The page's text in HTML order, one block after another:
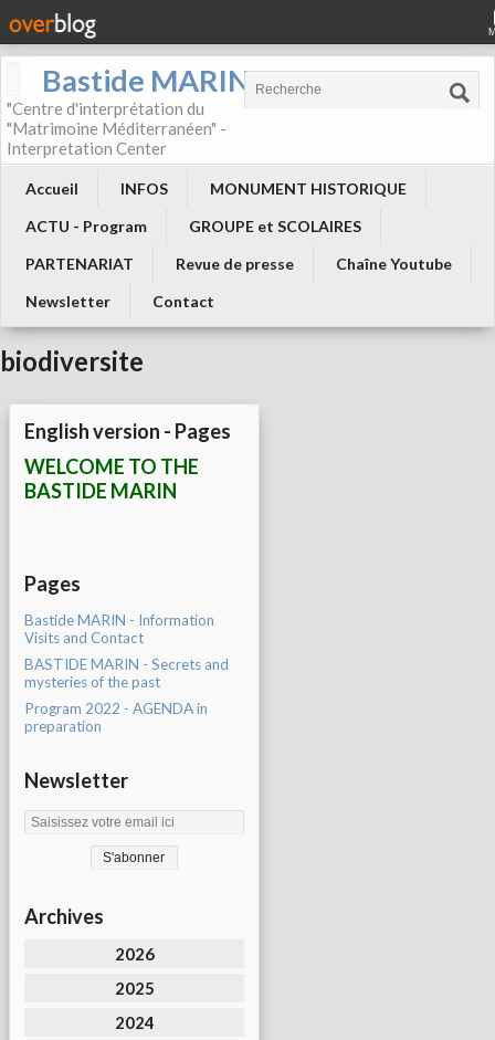
Bastide MARIN
"Centre d'interprétation du
"Matrimoine Méditerranéen" -
Interpretation Center
Accueil INFOS
MONUMENT HISTORIQUE
ACTU - Program
GROUPE et SCOLAIRES
PARTENARIAT
Revue de presse
Chaîne Youtube
Newsletter
Contact
biodiversite
English version - Pages
WELCOME TO THE
BASTIDE MARIN
Pages
Bastide MARIN - Information
Visits and Contact
BASTIDE MARIN - Secrets and
mysteries of the past
Program 2022 - AGENDA in
preparation
Newsletter
Archives
2026
2025
2024